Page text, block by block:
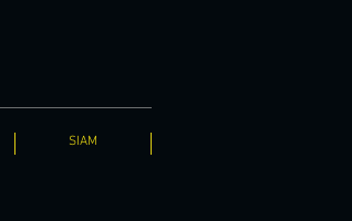
SIAM